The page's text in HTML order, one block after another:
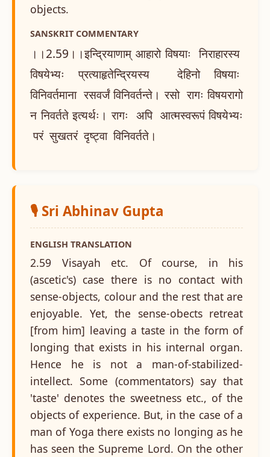
objects.
SANSKRIT COMMENTARY
।।2.59।।इन्द्रियाणाम् आहारो विषयाः निराहारस्य
विषयेभ्यः प्रत्याहृतेन्द्रियस्य देहिनो विषयाः
विनिवर्तमाना रसवर्जं विनिवर्तन्ते। रसो रागः विषयरागो
न निवर्तते इत्यर्थः। रागः अपि आत्मस्वरूपं विषयेभ्यः
परं सुखतरं दृष्ट्वा विनिवर्तते।
🎙️ Sri Abhinav Gupta
ENGLISH TRANSLATION
2.59 Visayah etc. Of course, in his
(ascetic's) case there is no contact with
sense-objects, colour and the rest that are
enjoyable. Yet, the sense-obects retreat
[from him] leaving a taste in the form of
longing that exists in his internal organ.
Hence he is not a man-of-stabilized-
intellect. Some (commentators) say that
'taste' denotes the sweetness etc., of the
objects of experience. But, in the case of a
man of Yoga there exists no longing as he
has seen the Supreme Lord. On the other